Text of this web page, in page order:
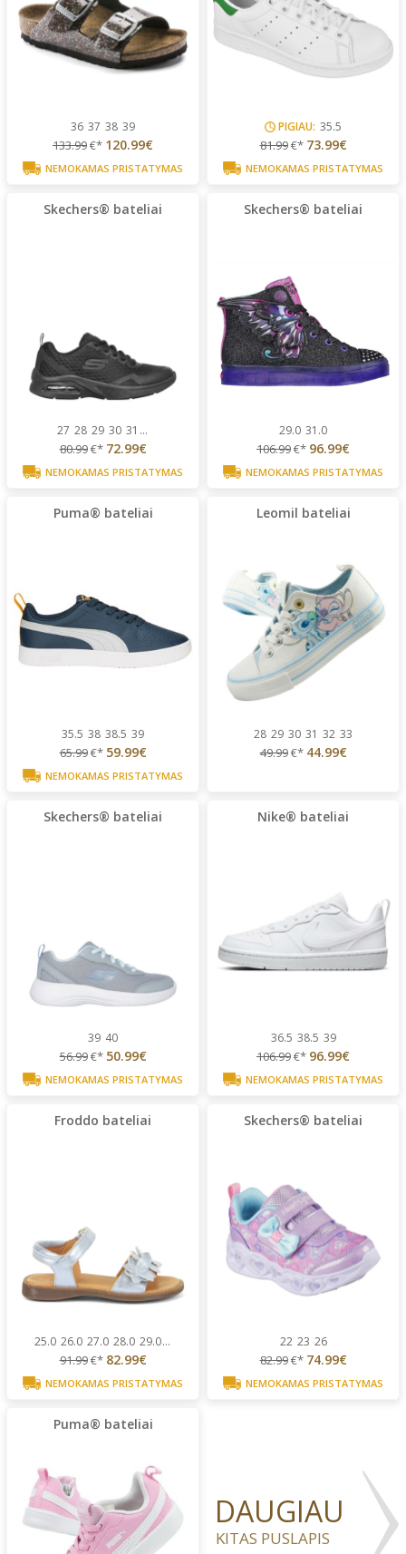
36 37 38 39
133.99€* 120.99€
NEMOKAMAS PRISTATYMAS
PIGIAU: 35.5
81.99€* 73.99€
NEMOKAMAS PRISTATYMAS
Skechers® bateliai
27 28 29 30 31 ...
80.99€* 72.99€
NEMOKAMAS PRISTATYMAS
Skechers® bateliai
29.0 31.0
106.99€* 96.99€
NEMOKAMAS PRISTATYMAS
Puma® bateliai
35.5 38 38.5 39
65.99€* 59.99€
NEMOKAMAS PRISTATYMAS
Leomil bateliai
28 29 30 31 32 33
49.99€* 44.99€
Skechers® bateliai
39 40
56.99€* 50.99€
NEMOKAMAS PRISTATYMAS
Nike® bateliai
36.5 38.5 39
106.99€* 96.99€
NEMOKAMAS PRISTATYMAS
Froddo bateliai
25.0 26.0 27.0 28.0 29.0...
91.99€* 82.99€
NEMOKAMAS PRISTATYMAS
Skechers® bateliai
22 23 26
82.99€* 74.99€
NEMOKAMAS PRISTATYMAS
Puma® bateliai
DAUGIAU
KITAS PUSLAPIS